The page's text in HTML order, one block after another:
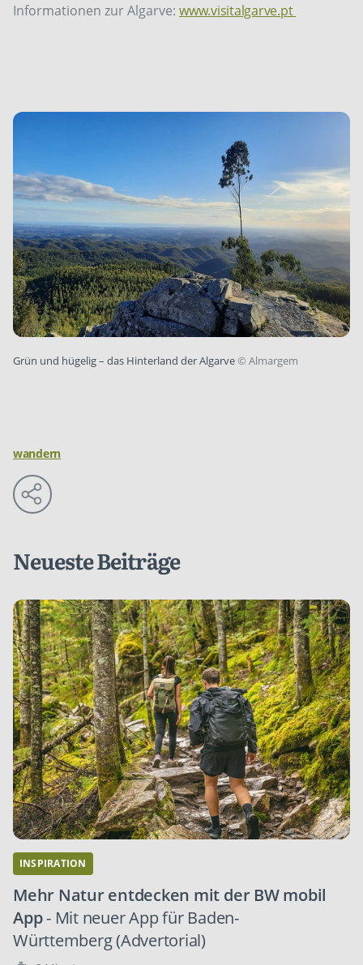
Informationen zur Algarve: www.visitalgarve.pt
Grün und hügelig – das Hinterland der Algarve© Almargem
wandern
Neueste Beiträge
INSPIRATION
Mehr Natur entdecken mit der BW mobil
App- Mit neuer App für Baden-
Württemberg (Advertorial)